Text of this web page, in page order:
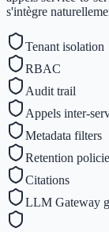
s'intègre
Tenant isolation
RBAC
Audit trail
Appels inter-
Metadata filters
Retention
Citations
LLM Gateway